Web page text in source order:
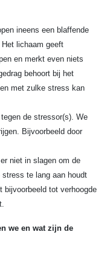
ineens een blaffende
lichaam geeft
en merkt even niets
behoort bij het
met zulke stress kan
de stressor(s). We
Bijvoorbeeld door
niet in slagen om de
te lang aan houdt
bijvoorbeeld tot verhoogde
we en wat zijn de